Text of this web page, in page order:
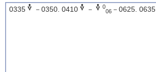
0335
－0350. 0410 － 0
06－0625. 0635